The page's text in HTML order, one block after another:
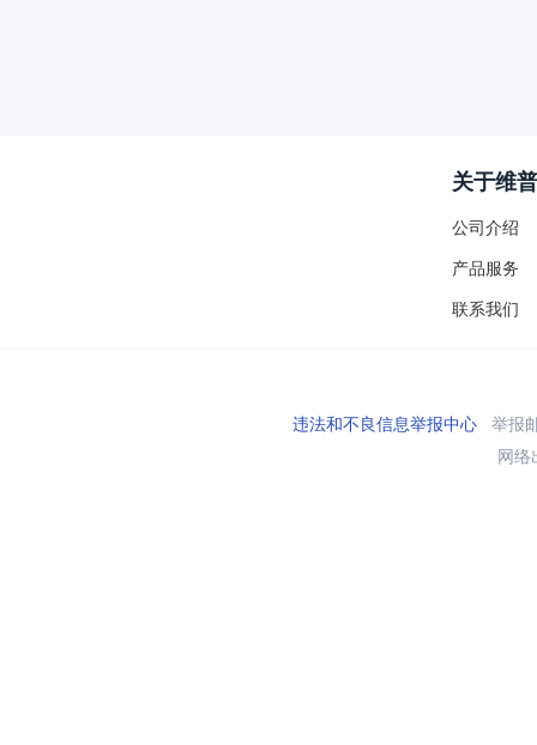
关于维普
公司介绍
产品服务
联系我们
违法和不良信息举报中心举报
网